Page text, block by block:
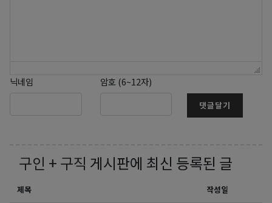
닉네임 암호 (6~12자)
댓글달기
구인 + 구직 게시판에 최신 등록된 글
제목 작성일